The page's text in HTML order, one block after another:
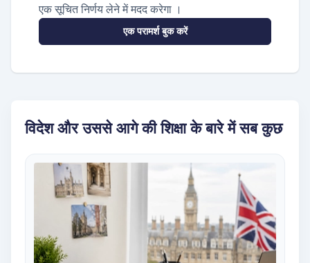
एक सूचित निर्णय लेने में मदद करेगा ।
एक परामर्श बुक करें
विदेश और उससे आगे की शिक्षा के बारे में सब कुछ